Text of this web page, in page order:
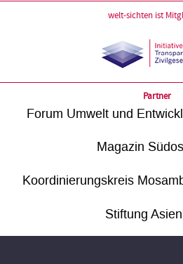
welt-sichten ist
Partner
Forum Umwelt und
Magazin
Koordinierungskreis
Stiftung